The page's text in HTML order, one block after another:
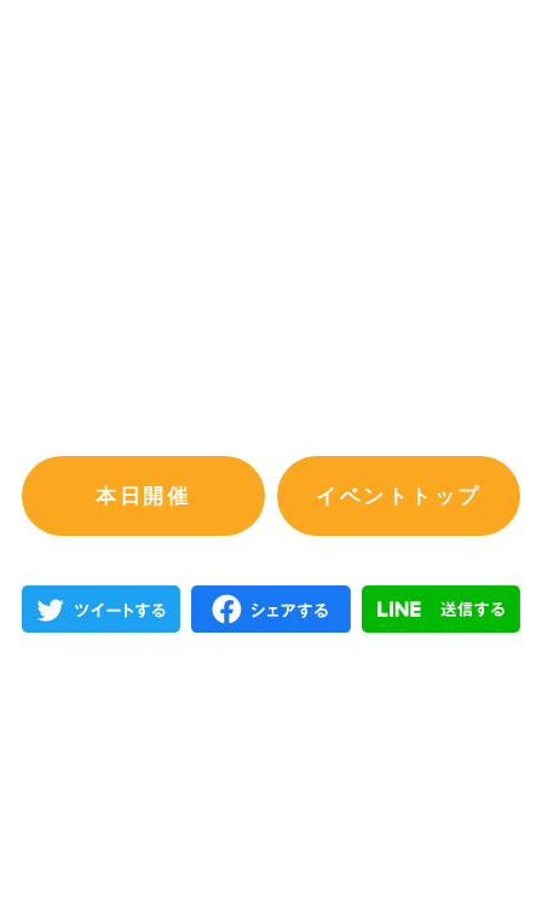
本日開催 イベントトップ